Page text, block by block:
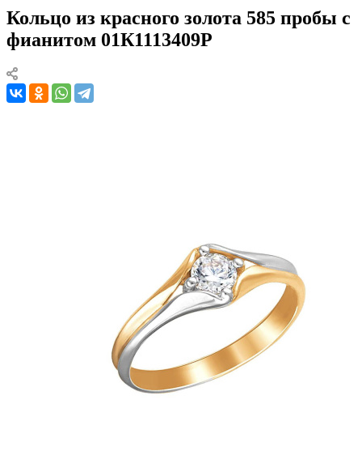
Кольцо из красного золота 585 пробы с
фианитом 01К1113409Р